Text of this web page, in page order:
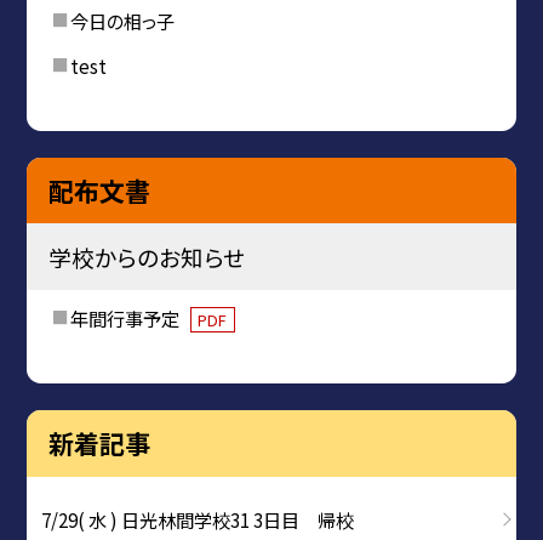
今日の相っ子
test
配布文書
学校からのお知らせ
年間行事予定 PDF
新着記事
7/29( 水 ) 日光林間学校31 3日目 帰校